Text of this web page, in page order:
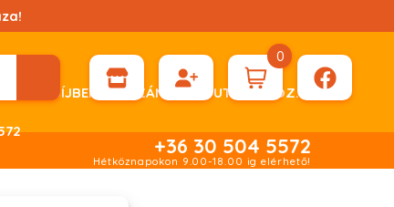
DÍJBEKÉRŐ SZÁMLÁT ÁTUTALÁSHOZ.
0
+36 30 504 5572
Hétköznapokon 9.00-18.00 ig elérhető!